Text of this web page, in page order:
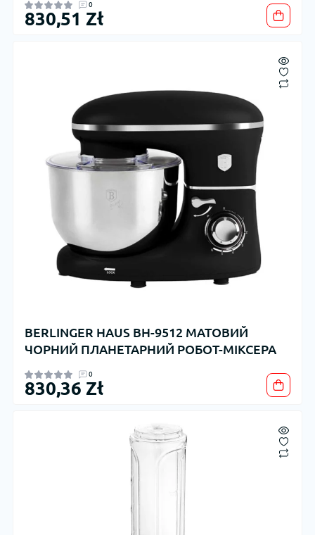
0
830,51 Zł
BERLINGER HAUS BH-9512 МАТОВИЙ
ЧОРНИЙ ПЛАНЕТАРНИЙ РОБОТ-МІКСЕРА
0
830,36 Zł